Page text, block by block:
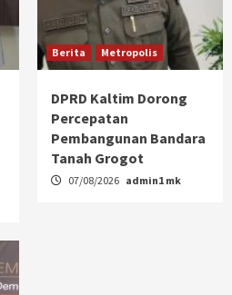
Berita Metropolis
DPRD Kaltim Dorong
Percepatan
Pembangunan Bandara
Tanah Grogot
07/08/2026 admin1 mk